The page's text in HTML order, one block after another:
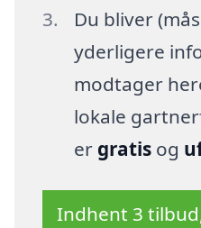
Du bliver
yderligere
modtager
lokale
er gratisog
Indhent 3